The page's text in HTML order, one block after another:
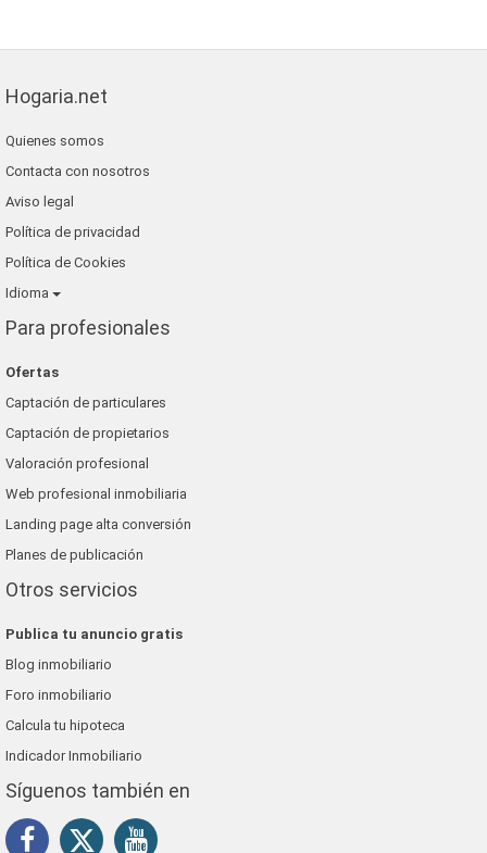
Hogaria.net
Quienes somos
Contacta con nosotros
Aviso legal
Política de privacidad
Política de Cookies
Idioma
Para profesionales
Ofertas
Captación de particulares
Captación de propietarios
Valoración profesional
Web profesional inmobiliaria
Landing page alta conversión
Planes de publicación
Otros servicios
Publica tu anuncio gratis
Blog inmobiliario
Foro inmobiliario
Calcula tu hipoteca
Indicador Inmobiliario
Síguenos también en